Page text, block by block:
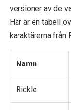
versioner av de
Här är en tabell
karaktärerna från
Namn
Rickle